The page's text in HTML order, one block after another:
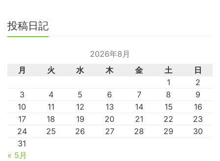
投稿日記
2026年8月
月
火 水 木 金 土
日
1
2
3
4 5 6 7 8
9
10
11 12 13 14 15
16
17
18 19 20 21 22
23
24
25 26 27 28 29
30
31
« 5月